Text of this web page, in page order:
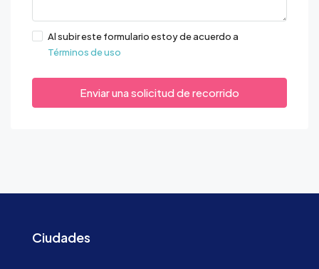
Al subir este formulario estoy de acuerdo a
Términos de uso
Enviar una solicitud de recorrido
Ciudades